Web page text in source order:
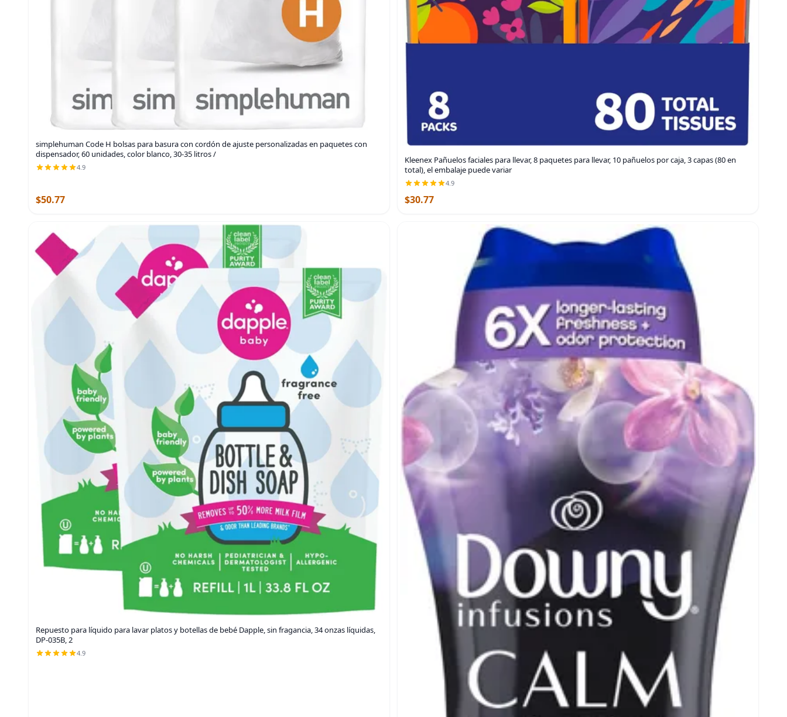
simplehuman Code H bolsas para basura con cordón de ajuste personalizadas en paquetes con
dispensador, 60 unidades, color blanco, 30-35 litros /
4.9
$50.77
Kleenex Pañuelos faciales para llevar, 8 paquetes para llevar, 10 pañuelos por caja, 3 capas (80 en
total), el embalaje puede variar
4.9
$30.77
Repuesto para líquido para lavar platos y botellas de bebé Dapple, sin fragancia, 34 onzas líquidas,
DP-035B, 2
4.9